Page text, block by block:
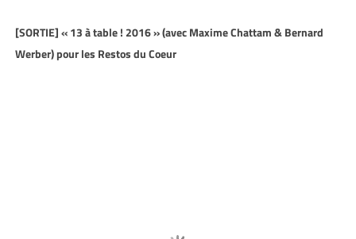
[SORTIE] « 13 à table ! 2016 » (avec Maxime Chattam & Bernard
Werber) pour les Restos du Coeur